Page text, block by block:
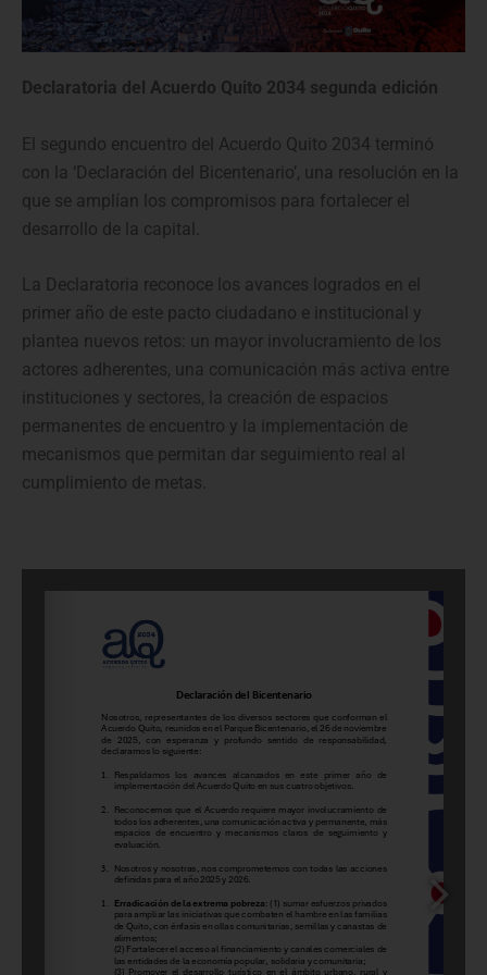
Declaratoria del Acuerdo Quito 2034 segunda edición
El segundo encuentro del Acuerdo Quito 2034 terminó
con la ‘Declaración del Bicentenario’, una resolución en la
que se amplían los compromisos para fortalecer el
desarrollo de la capital.
La Declaratoria reconoce los avances logrados en el
primer año de este pacto ciudadano e institucional y
plantea nuevos retos: un mayor involucramiento de los
actores adherentes, una comunicación más activa entre
instituciones y sectores, la creación de espacios
permanentes de encuentro y la implementación de
mecanismos que permitan dar seguimiento real al
cumplimiento de metas.